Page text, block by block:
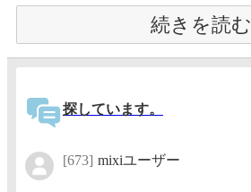
続きを読む
探しています。
[673] mixiユーザー